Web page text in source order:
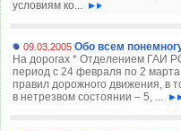
условиям ко...
09.03.2005 Обо всем
На дорогах * Отделением ГАИ
период с 24 февраля по 2
правил дорожного движения, в
в нетрезвом состоянии – 5, ...